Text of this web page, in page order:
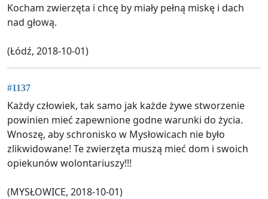
Kocham zwierzęta i chcę by miały pełną miskę i dach
nad głową.
(Łódź, 2018-10-01)
#1137
Każdy człowiek, tak samo jak każde żywe stworzenie
powinien mieć zapewnione godne warunki do życia.
Wnoszę, aby schronisko w Mysłowicach nie było
zlikwidowane! Te zwierzęta muszą mieć dom i swoich
opiekunów wolontariuszy!!!
(MYSŁOWICE, 2018-10-01)